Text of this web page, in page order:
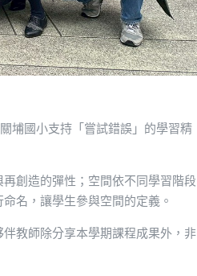
埔國小支持「嘗試錯誤」的學習精
創造的彈性；空間依不同學習階段
名，讓學生參與空間的定義。
教師除分享本學期課程成果外，非